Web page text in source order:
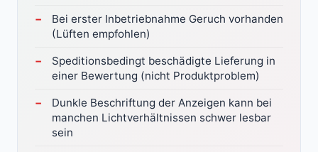
Bei erster Inbetriebnahme Geruch vorhanden
(Lüften empfohlen)
Speditionsbedingt beschädigte Lieferung in
einer Bewertung (nicht Produktproblem)
Dunkle Beschriftung der Anzeigen kann bei
manchen Lichtverhältnissen schwer lesbar
sein